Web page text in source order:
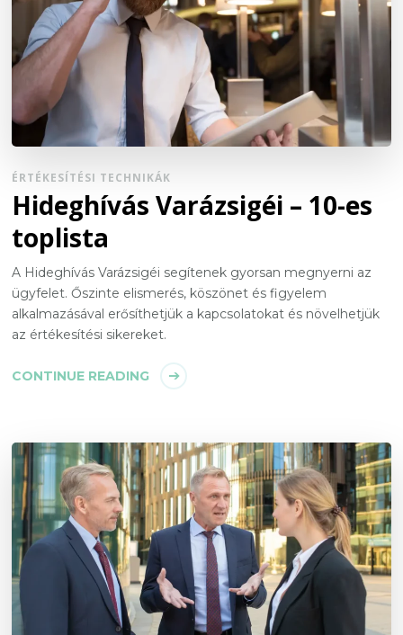
ÉRTÉKESÍTÉSI TECHNIKÁK
Hideghívás Varázsigéi – 10-es
toplista
A Hideghívás Varázsigéi segítenek gyorsan megnyerni az
ügyfelet. Őszinte elismerés, köszönet és figyelem
alkalmazásával erősíthetjük a kapcsolatokat és növelhetjük
az értékesítési sikereket.
CONTINUE READING